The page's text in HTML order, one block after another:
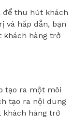
để thu hút khách
và hấp dẫn, bạn
hàng trở
tạo ra một môi
tạo ra nội dung
khách hàng trở